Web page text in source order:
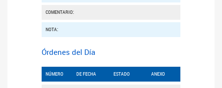
COMENTARIO:
NOTA:
Órdenes del Día
NÚMERO DE FECHA ESTADO ANEXO